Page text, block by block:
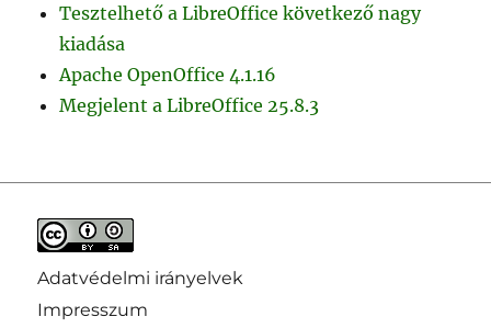
Tesztelhető a LibreOffice következő nagy
kiadása
Apache OpenOffice 4.1.16
Megjelent a LibreOffice 25.8.3
Adatvédelmi irányelvek
Impresszum